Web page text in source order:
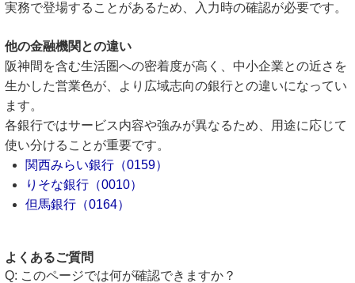
実務で登場することがあるため、入力時の確認が必要です。
他の金融機関との違い
阪神間を含む生活圏への密着度が高く、中小企業との近さを
生かした営業色が、より広域志向の銀行との違いになってい
ます。
各銀行ではサービス内容や強みが異なるため、用途に応じて
使い分けることが重要です。
関西みらい銀行（0159）
りそな銀行（0010）
但馬銀行（0164）
よくあるご質問
このページでは何が確認できますか？